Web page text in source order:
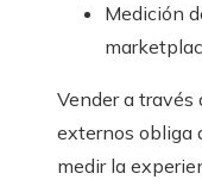
Medición
Vender a través
externos obliga
medir la